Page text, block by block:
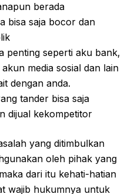
berada
bisa saja bocor dan
penting seperti aku bank,
media sosial dan lain
dengan anda.
tander bisa saja
dijual kekompetitor
yang ditimbulkan
oleh pihak yang
dari itu kehati-hatian
wajib hukumnya untuk